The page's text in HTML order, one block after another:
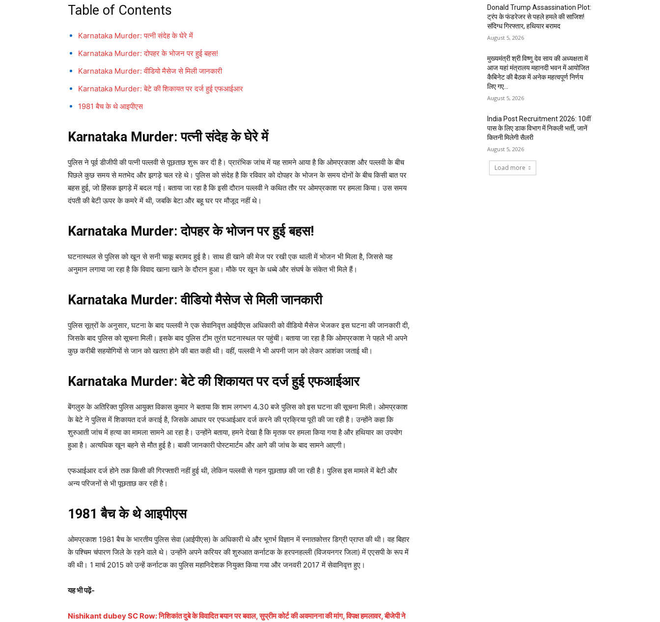
Table of Contents
Karnataka Murder: पत्नी संदेह के घेरे में
Karnataka Murder: दोपहर के भोजन पर हुई बहस!
Karnataka Murder: वीडियो मैसेज से मिली जानकारी
Karnataka Murder: बेटे की शिकायत पर दर्ज हुई एफआईआर
1981 बैच के थे आइपीएस
Karnataka Murder: पत्नी संदेह के घेरे में
पुलिस ने पूर्व डीजीपी की पत्नी पल्लवी से पूछताछ शुरू कर दी है। प्रारंभिक जांच में यह सामने आया है कि ओमप्रकाश और पल्लवी के बीच
पिछले कुछ समय से मतभेद और झगड़े चल रहे थे। पुलिस को संदेह है कि रविवार को दोपहर के भोजन के समय दोनों के बीच किसी बात पर
बहस हुई, जो हिंसक झगड़े में बदल गई। बताया जा रहा है कि इसी दौरान पल्लवी ने कथित तौर पर ओमप्रकाश पर हमला किया। उस समय
दंपती की बेटी ऊपर के कमरे में थी, जबकि बेटा और बहू घर पर मौजूद नहीं थे।
Karnataka Murder: दोपहर के भोजन पर हुई बहस!
घटनास्थल से पुलिस को खून से सनी चाकू बरामद हुई है। साथ ही खाने की मेज पर रखी एक थाली में भोजन भी मिला है, जिससे यह
अनुमान लगाया जा रहा है कि विवाद खाना खाने के दौरान हुआ। मौके पर खून के धब्बे और संघर्ष के संकेत भी मिले हैं।
Karnataka Murder: वीडियो मैसेज से मिली जानकारी
पुलिस सूत्रों के अनुसार, घटना के बाद पल्लवी ने एक सेवानिवृत्त आईपीएस अधिकारी को वीडियो मैसेज भेजकर इस घटना की जानकारी दी,
जिसके बाद पुलिस को सूचना मिली। इसके बाद पुलिस टीम तुरंत घटनास्थल पर पहुंची। बताया जा रहा है कि ओमप्रकाश ने पहले भी अपने
कुछ करीबी सहयोगियों से जान को खतरा होने की बात कही थी। वहीं, पल्लवी ने भी अपनी जान को लेकर आशंका जताई थी।
Karnataka Murder: बेटे की शिकायत पर दर्ज हुई एफआईआर
बेंगलुरु के अतिरिक्त पुलिस आयुक्त विकास कुमार ने बताया कि शाम लगभग 4.30 बजे पुलिस को इस घटना की सूचना मिली। ओमप्रकाश
के बेटे ने पुलिस में शिकायत दर्ज कराई है, जिसके आधार पर एफआईआर दर्ज करने की प्रक्रिया पूरी की जा रही है। उन्होंने कहा कि
शुरुआती जांच में हत्या का मामला सामने आ रहा है। उन्होंने बताया, हमने देखा है कि मृतक पर हमला किया गया है और हथियार का उपयोग
हुआ है। अत्यधिक खून बहने से मौत हुई है। बाकी जानकारी पोस्टमार्टम और आगे की जांच के बाद सामने आएगी।
एफआईआर दर्ज होने तक किसी की गिरफ्तारी नहीं हुई थी, लेकिन पल्लवी से गहन पूछताछ की जा रही है। पुलिस इस मामले में बेटी और
अन्य परिजनों से भी पूछताछ कर रही है।
1981 बैच के थे आइपीएस
ओमप्रकाश 1981 बैच के भारतीय पुलिस सेवा (आईपीएस) के अधिकारी थे और भूगर्भ विज्ञान में स्नातकोत्तर डिग्री प्राप्त की थी। वह बिहार
के पश्चिम चंपारण जिले के रहने वाले थे। उन्होंने अपने करियर की शुरुआत कर्नाटक के हरपनहल्ली (विजयनगर जिला) में एएसपी के रूप में
की थी। 1 मार्च 2015 को उन्हें कर्नाटक का पुलिस महानिदेशक नियुक्त किया गया और जनवरी 2017 में सेवानिवृत्त हुए।
यह भी पढ़ें-
Nishikant dubey SC Row: निशिकांत दुबे के विवादित बयान पर बवाल, सुप्रीम कोर्ट की अवमानना की मांग, विपक्ष हमलावर, बीजेपी ने
Donald Trump Assassination Plot:
ट्रंप के फंडरेजर से पहले हमले की साजिश!
संदिग्ध गिरफ्तार, हथियार बरामद
August 5, 2026
मुख्यमंत्री श्री विष्णु देव साय की अध्यक्षता में
आज यहां मंत्रालय महानदी भवन में आयोजित
कैबिनेट की बैठक में अनेक महत्वपूर्ण निर्णय
लिए गए...
August 5, 2026
India Post Recruitment 2026: 10वीं
पास के लिए डाक विभाग में निकली भर्ती, जानें
कितनी मिलेगी सैलरी
August 5, 2026
Load more